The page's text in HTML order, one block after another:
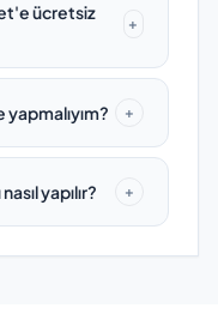
ücretsiz
+
+
yapılır? +